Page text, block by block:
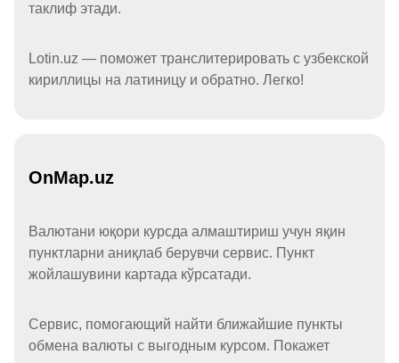
таклиф этади.
Lotin.uz — поможет транслитерировать с узбекской
кириллицы на латиницу и обратно. Легко!
OnMap.uz
Валютани юқори курсда алмаштириш учун яқин
пунктларни аниқлаб берувчи сервис. Пункт
жойлашувини картада кўрсатади.
Сервис, помогающий найти ближайшие пункты
обмена валюты с выгодным курсом. Покажет